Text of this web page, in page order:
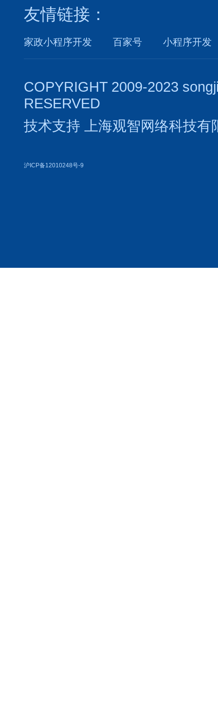
友情链接：
家政小程序开发 百家号 小程序开发
COPYRIGHT 2009-2023
RESERVED
技术支持
上海观智网络科技有
沪ICP备12010248号-9